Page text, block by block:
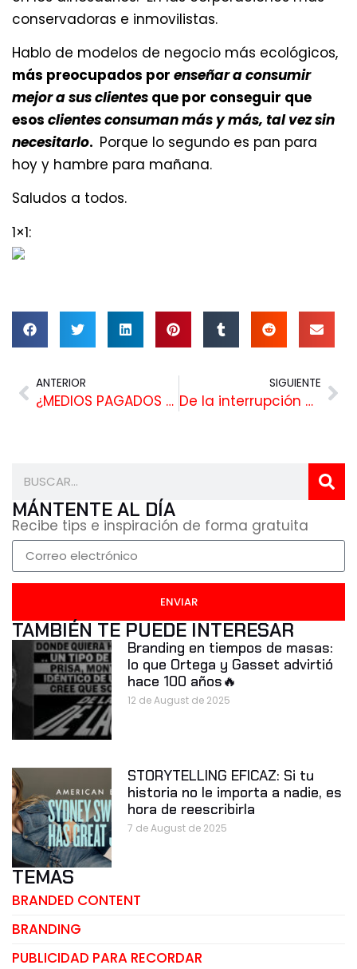
conservadoras e inmovilistas.
Hablo de modelos de negocio más ecológicos,
más preocupados por enseñar a consumir
mejor a sus clientes que por conseguir que
esos clientes consuman más y más, tal vez sin
necesitarlo. Porque lo segundo es pan para
hoy y hambre para mañana.
Saludos a todos.
1×1:
ANTERIOR
¿MEDIOS PAGADOS O GANADOS PARA IMPULSAR MI CONTENIDO? ¡PAGADOS Y GANADOS!
SIGUIENTE
De la interrupción a la relevancia: 3 REGLAS para diferenciar tu marca gracias al contenido
MÁNTENTE AL DÍA
Recibe tips e inspiración de forma gratuita
ENVIAR
TAMBIÉN TE PUEDE INTERESAR
Branding en tiempos de masas:
lo que Ortega y Gasset advirtió
hace 100 años🔥
12 de August de 2025
STORYTELLING EFICAZ: Si tu
historia no le importa a nadie, es
hora de reescribirla
7 de August de 2025
TEMAS
BRANDED CONTENT
BRANDING
PUBLICIDAD PARA RECORDAR